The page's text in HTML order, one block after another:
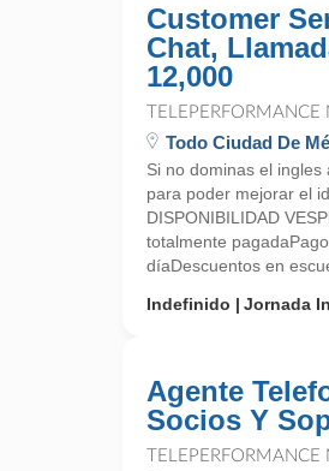
Customer
Chat,
12,000
TELEPERFORMANCE
Todo Ciudad De
Si no dominas el
para poder mejorar el
DISPONIBILIDAD
totalmente
díaDescuentos en
Indefinido
Jornada
Agente
Socios Y
TELEPERFORMANCE